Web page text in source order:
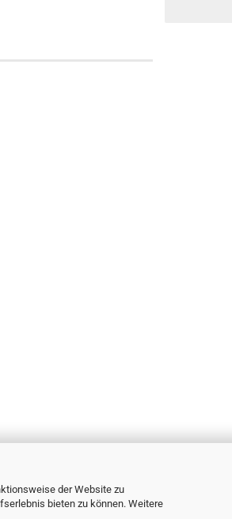
der Website zu
bieten zu können. Weitere